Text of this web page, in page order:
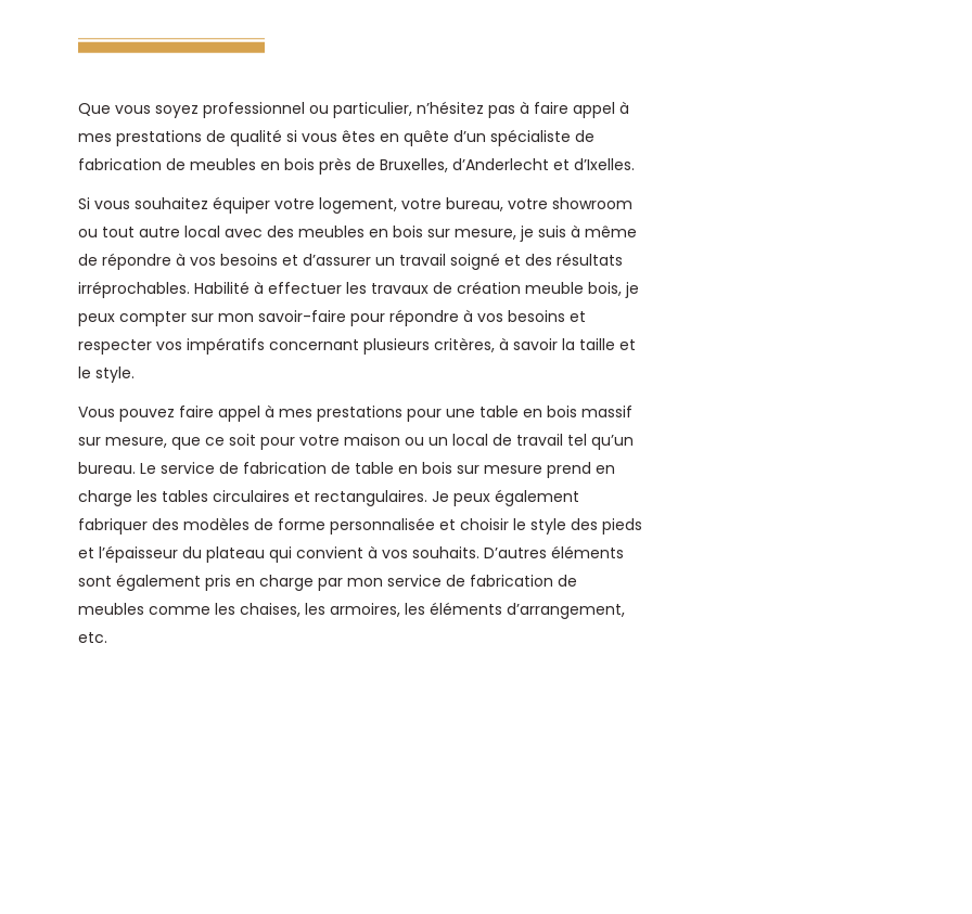
Que vous soyez professionnel ou particulier, n’hésitez pas à faire appel à
mes prestations de qualité si vous êtes en quête d’un spécialiste de
fabrication de meubles en bois près de Bruxelles, d’Anderlecht et d’Ixelles.
Si vous souhaitez équiper votre logement, votre bureau, votre showroom
ou tout autre local avec des meubles en bois sur mesure, je suis à même
de répondre à vos besoins et d’assurer un travail soigné et des résultats
irréprochables. Habilité à effectuer les travaux de création meuble bois, je
peux compter sur mon savoir-faire pour répondre à vos besoins et
respecter vos impératifs concernant plusieurs critères, à savoir la taille et
le style.
Vous pouvez faire appel à mes prestations pour une table en bois massif
sur mesure, que ce soit pour votre maison ou un local de travail tel qu’un
bureau. Le service de fabrication de table en bois sur mesure prend en
charge les tables circulaires et rectangulaires. Je peux également
fabriquer des modèles de forme personnalisée et choisir le style des pieds
et l’épaisseur du plateau qui convient à vos souhaits. D’autres éléments
sont également pris en charge par mon service de fabrication de
meubles comme les chaises, les armoires, les éléments d’arrangement,
etc.